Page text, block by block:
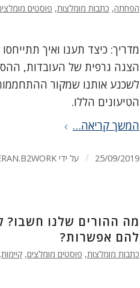
הפחתה, כתבות מומלצות, פוסטים
מדריך: כיצד תענו ואיך
הצגה גרפית של העובדות,
לשכנע אותנו שמקור
הטיעונים הללו.
המשך קריאה…
25/09/2019
/ על ידי
מה ההורים שלנו
להם אפשרות?
כתבות מומלצות, פוסטים מומלצים, קיימות,